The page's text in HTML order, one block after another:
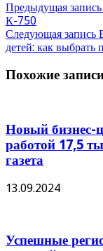
Предыдущая запись
К-750
Следующая запись
детей: как выбрать
Похожие
Новый бизнес-
работой 17,5
газета
13.09.2024
Успешные